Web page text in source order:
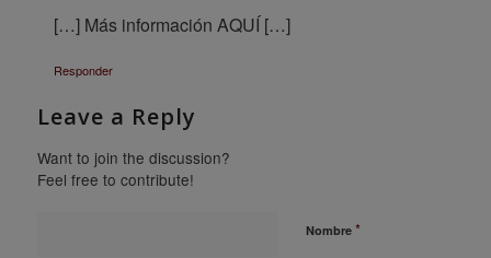
[…] Más información AQUÍ […]
Responder
Leave a Reply
Want to join the discussion?
Feel free to contribute!
Nombre *